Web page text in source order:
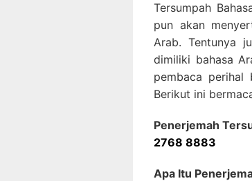
Tersumpah
pun akan
Arab. Tentunya
dimiliki bahasa
pembaca perihal
Berikut ini
Penerjemah
2768 8883
Apa Itu